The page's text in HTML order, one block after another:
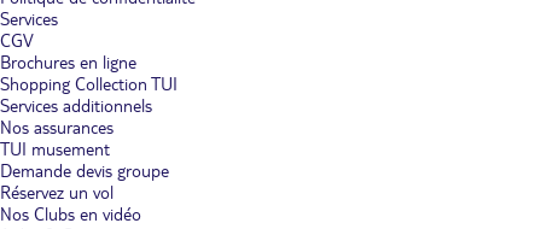
Services
CGV
Brochures en ligne
Shopping Collection TUI
Services additionnels
Nos assurances
TUI musement
Demande devis groupe
Réservez un vol
Nos Clubs en vidéo